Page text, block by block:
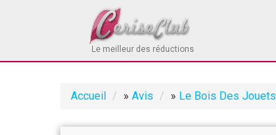
Le meilleur des réductions
Accueil » Avis » Le Bois Des Jouets